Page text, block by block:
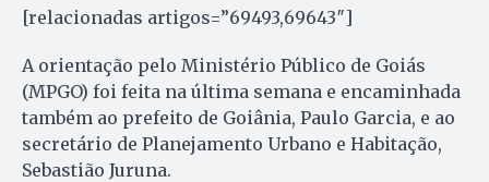
[relacionadas artigos=”69493,69643″]
A orientação pelo Ministério Público de Goiás
(MPGO) foi feita na última semana e encaminhada
também ao prefeito de Goiânia, Paulo Garcia, e ao
secretário de Planejamento Urbano e Habitação,
Sebastião Juruna.